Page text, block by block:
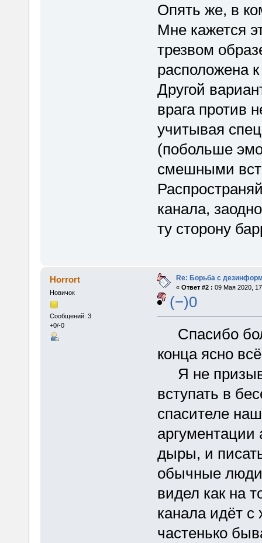
Опять же, в
Мне кажется
трезвом
расположена
Другой
врага против
учитывая
(побольше
смешными
канала,
ту сторону
Horrort
Новичок
Сообщений: 3
+0/-0
Re: Борьба с
« Ответ #2 : 09 Мая 2020,
(−)0
Спасибо
конца ясно
Я не
вступать в
спасителе
аргументации
дыры, и
обычные люди
видел как на
канала идёт с
частенько